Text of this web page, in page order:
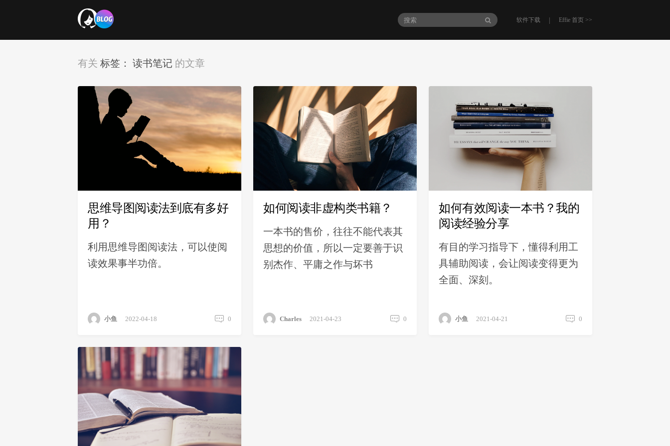
软件下载 | Effie 首页 >>
有关 标签： 读书笔记 的文章
思维导图阅读法到底有多好
用？
利用思维导图阅读法，可以使阅
读效果事半功倍。
小鱼 2022-04-18 0
如何阅读非虚构类书籍？
一本书的售价，往往不能代表其
思想的价值，所以一定要善于识
别杰作、平庸之作与坏书
Charles 2021-04-23 0
如何有效阅读一本书？我的
阅读经验分享
有目的学习指导下，懂得利用工
具辅助阅读，会让阅读变得更为
全面、深刻。
小鱼 2021-04-21 0